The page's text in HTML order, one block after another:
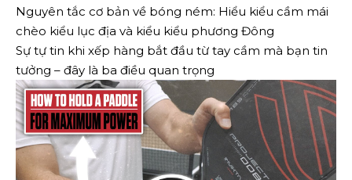
Nguyên tắc cơ bản về bóng ném: Hiểu kiểu cầm mái
chèo kiểu lục địa và kiểu kiểu phương Đông
Sự tự tin khi xếp hàng bắt đầu từ tay cầm mà bạn tin
tưởng – đây là ba điều quan trọng